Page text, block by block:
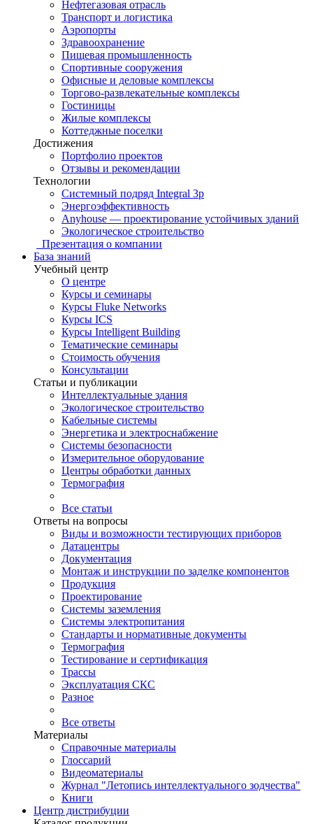
Нефтегазовая отрасль
Транспорт и логистика
Аэропорты
Здравоохранение
Пищевая промышленность
Спортивные сооружения
Офисные и деловые комплексы
Торгово-развлекательные комплексы
Гостиницы
Жилые комплексы
Коттеджные поселки
Достижения
Портфолио проектов
Отзывы и рекомендации
Технологии
Системный подряд Integral 3p
Энергоэффективность
Anyhouse — проектирование устойчивых зданий
Экологическое строительство
Презентация о компании
База знаний
Учебный центр
О центре
Курсы и семинары
Курсы Fluke Networks
Курсы ICS
Курсы Intelligent Building
Тематические семинары
Стоимость обучения
Консультации
Статьи и публикации
Интеллектуальные здания
Экологическое строительство
Кабельные системы
Энергетика и электроснабжение
Системы безопасности
Измерительное оборудование
Центры обработки данных
Термография
Все статьи
Ответы на вопросы
Виды и возможности тестирующих приборов
Датацентры
Документация
Монтаж и инструкции по заделке компонентов
Продукция
Проектирование
Системы заземления
Системы электропитания
Стандарты и нормативные документы
Термография
Тестирование и сертификация
Трассы
Эксплуатация СКС
Разное
Все ответы
Материалы
Справочные материалы
Глоссарий
Видеоматериалы
Журнал "Летопись интеллектуального зодчества"
Книги
Центр дистрибуции